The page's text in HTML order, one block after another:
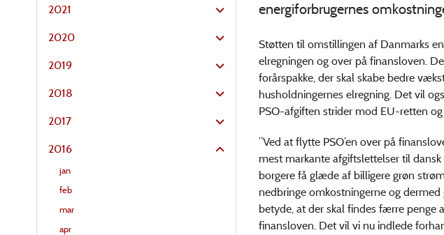
2021
2020
2019
2018
2017
2016
jan
feb
mar
apr
energiforbrugernes
Støtten til omstillingen af Danmarks
elregningen og over på finansloven.
forårspakke, der skal skabe bedre
husholdningernes elregning. Det vil
PSO-afgiften strider mod EU-retten
”Ved at flytte PSO’en over på
mest markante afgiftslettelser til
borgere få glæde af billigere grøn
nedbringe omkostningerne og
betyde, at der skal findes færre
finansloven. Det vil vi nu indlede